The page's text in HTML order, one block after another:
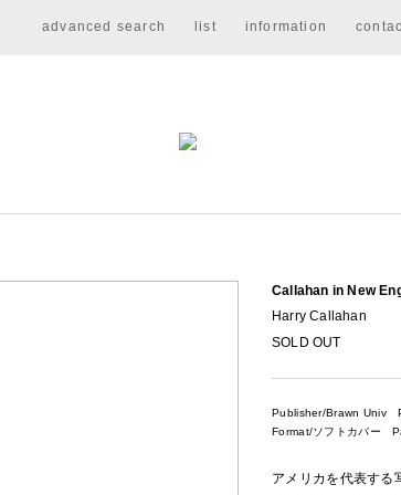
advanced search list information
Callahan in New
Harry Callahan
SOLD OUT
Publisher/Brawn Univ
Format/ソフトカバー
アメリカを代表す